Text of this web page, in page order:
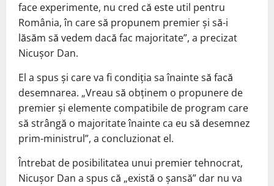
face experimente, nu cred că este util pentru
România, în care să propunem premier și să-i
lăsăm să vedem dacă fac majoritate”, a precizat
Nicușor Dan.
El a spus și care va fi condiția sa înainte să facă
desemnarea. „Vreau să obținem o propunere de
premier și elemente compatibile de program care
să strângă o majoritate înainte ca eu să desemnez
prim-ministrul”, a concluzionat el.
Întrebat de posibilitatea unui premier tehnocrat,
Nicușor Dan a spus că „există o șansă” dar nu va